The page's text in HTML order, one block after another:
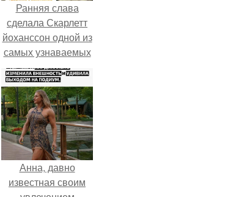
Ранняя слава
сделала Скарлетт
йоханссон одной из
самых узнаваемых
актрис голливуда,
но за глянцевым
фасадом
скрывалась
огромная
неуверенность.
Анна, давно
известная своим